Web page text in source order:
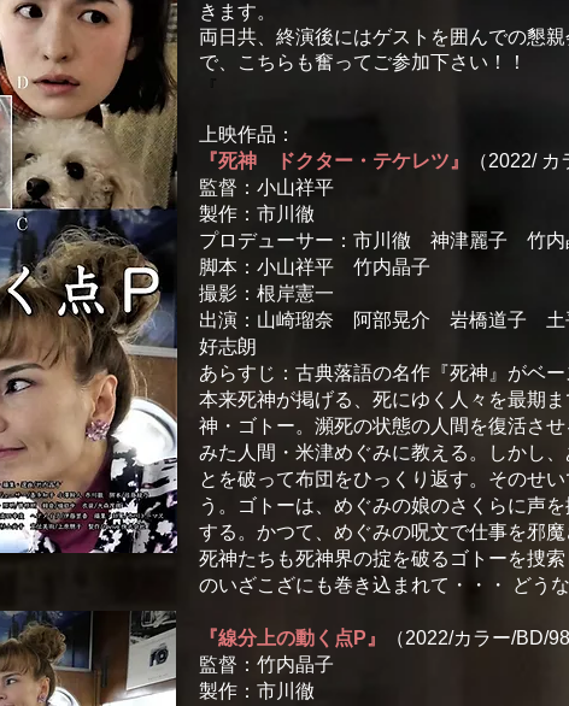
きます。
両日共、終演後にはゲストを囲んでの懇
で、こちらも奮ってご参加下さい！！
上映作品：
『死神 ドクター・テケレツ』
（2022/ カ
監督：小山祥平
製作：市川徹
プロデューサー：市川徹 神津麗子 竹
脚本：小山祥平 竹内晶子
撮影：根岸憲一
出演：山崎瑠奈 阿部晃介 岩橋道子
好志朗
あらすじ：古典落語の名作『死神』がベ
本来死神が掲げる、死にゆく人々を最期
神・ゴトー。瀕死の状態の人間を復活さ
みた人間・米津めぐみに教える。しかし
とを破って布団をひっくり返す。そのせ
う。ゴトーは、めぐみの娘のさくらに声
する。かつて、めぐみの呪文で仕事を邪
死神たちも死神界の掟を破るゴトーを捜
のいざこざにも巻き込まれて・・・ どう
『線分上の動く 点P』
（2022/カラー/BD/98
監督：竹内晶子
製作：市川徹